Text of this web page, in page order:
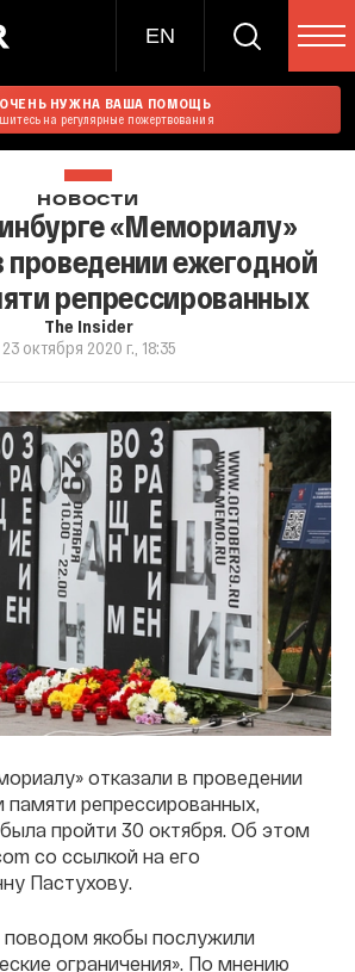
EN
НУЖНА ВАША ПОМОЩЬ
на регулярные пожертвования
НОВОСТИ
«Мемориалу»
проведении ежегодной
репрессированных
The Insider
23 октября 2020 г., 18:35
отказали в проведении
памяти репрессированных,
пройти 30 октября. Об этом
со ссылкой на его
Пастухову.
поводом якобы послужили
ограничения». По мнению